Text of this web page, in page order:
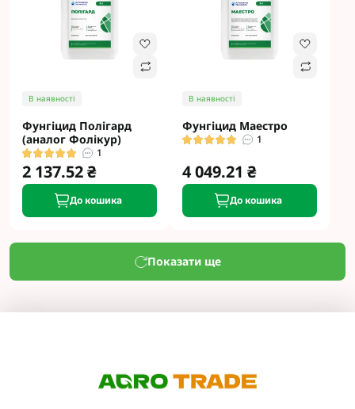
В наявності
Фунгіцид Полігард
(аналог Фолікур)
1
2 137.52 ₴
До кошика
В наявності
Фунгіцид Маестро
1
4 049.21 ₴
До кошика
Показати ще